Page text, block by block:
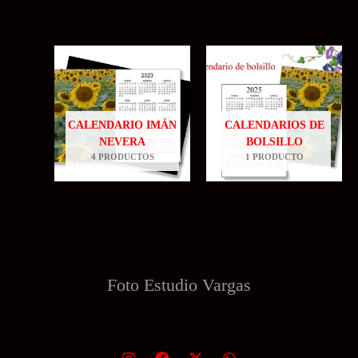
CALENDARIO IMÁN
NEVERA
4 PRODUCTOS
CALENDARIOS DE
BOLSILLO
1 PRODUCTO
Foto Estudio Vargas